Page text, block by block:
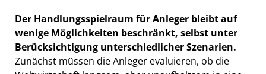
Der Handlungsspielraum für Anleger bleibt auf
wenige Möglichkeiten beschränkt, selbst unter
Berücksichtigung unterschiedlicher Szenarien.
Zunächst müssen die Anleger evaluieren, ob die